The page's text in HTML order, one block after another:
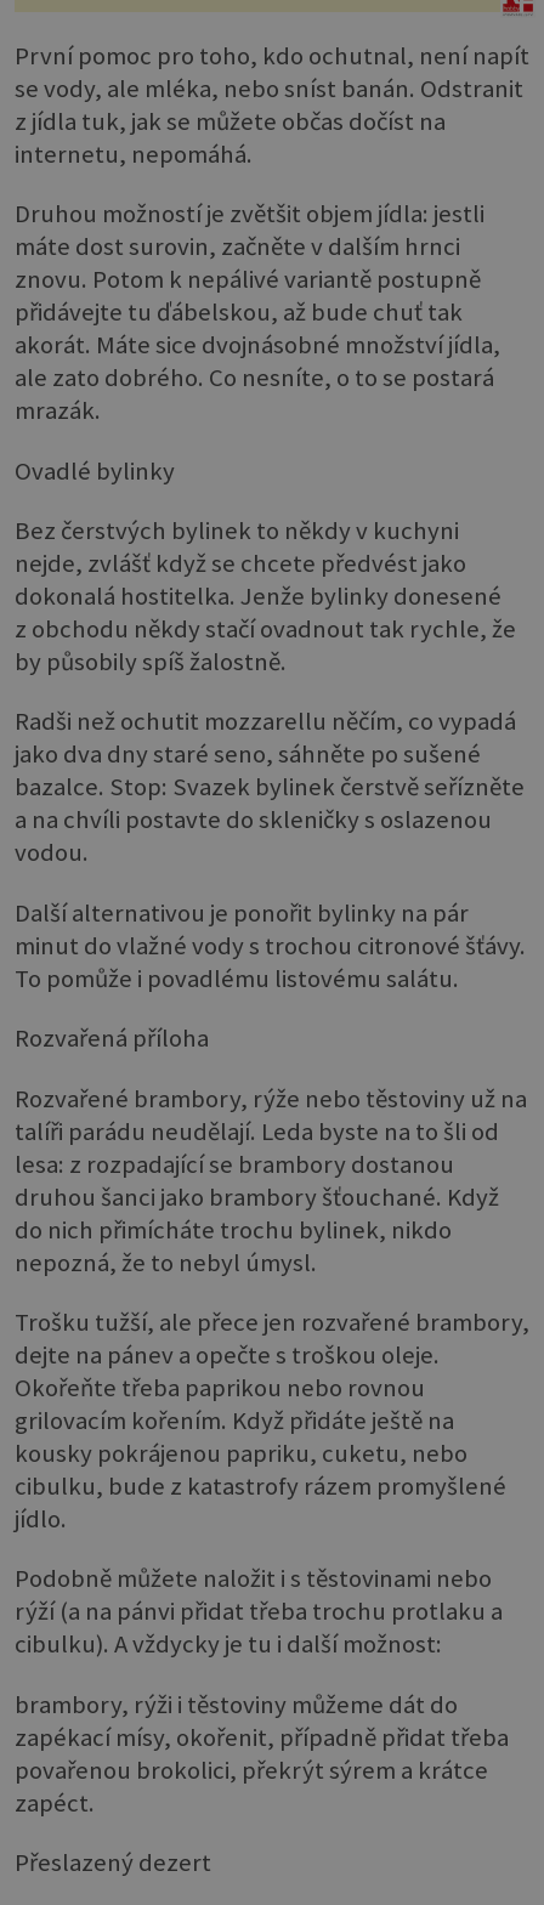
První pomoc pro toho, kdo ochutnal, není napít
se vody, ale mléka, nebo sníst banán. Odstranit
z jídla tuk, jak se můžete občas dočíst na
internetu, nepomáhá.
Druhou možností je zvětšit objem jídla: jestli
máte dost surovin, začněte v dalším hrnci
znovu. Potom k nepálivé variantě postupně
přidávejte tu ďábelskou, až bude chuť tak
akorát. Máte sice dvojnásobné množství jídla,
ale zato dobrého. Co nesníte, o to se postará
mrazák.
Ovadlé bylinky
Bez čerstvých bylinek to někdy v kuchyni
nejde, zvlášť když se chcete předvést jako
dokonalá hostitelka. Jenže bylinky donesené
z obchodu někdy stačí ovadnout tak rychle, že
by působily spíš žalostně.
Radši než ochutit mozzarellu něčím, co vypadá
jako dva dny staré seno, sáhněte po sušené
bazalce. Stop: Svazek bylinek čerstvě seřízněte
a na chvíli postavte do skleničky s oslazenou
vodou.
Další alternativou je ponořit bylinky na pár
minut do vlažné vody s trochou citronové šťávy.
To pomůže i povadlému listovému salátu.
Rozvařená příloha
Rozvařené brambory, rýže nebo těstoviny už na
talíři parádu neudělají. Leda byste na to šli od
lesa: z rozpadající se brambory dostanou
druhou šanci jako brambory šťouchané. Když
do nich přimícháte trochu bylinek, nikdo
nepozná, že to nebyl úmysl.
Trošku tužší, ale přece jen rozvařené brambory,
dejte na pánev a opečte s troškou oleje.
Okořeňte třeba paprikou nebo rovnou
grilovacím kořením. Když přidáte ještě na
kousky pokrájenou papriku, cuketu, nebo
cibulku, bude z katastrofy rázem promyšlené
jídlo.
Podobně můžete naložit i s těstovinami nebo
rýží (a na pánvi přidat třeba trochu protlaku a
cibulku). A vždycky je tu i další možnost:
brambory, rýži i těstoviny můžeme dát do
zapékací mísy, okořenit, případně přidat třeba
povařenou brokolici, překrýt sýrem a krátce
zapéct.
Přeslazený dezert